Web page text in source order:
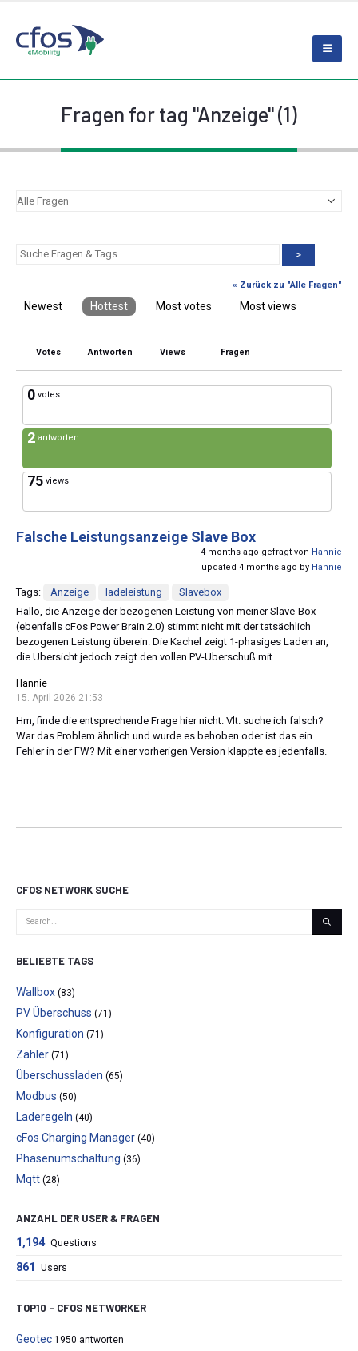
Fragen for tag "Anzeige" (1)
>
« Zurück zu "Alle Fragen"
Newest Hottest Most votes Most views
Votes Antworten Views Fragen
0 votes
2 antworten
75 views
Falsche Leistungsanzeige Slave Box
4 months ago gefragt von Hannie
updated 4 months ago by Hannie
Tags: Anzeige ladeleistung
Slavebox
Hallo, die Anzeige der bezogenen Leistung von meiner Slave-Box
(ebenfalls cFos Power Brain 2.0) stimmt nicht mit der tatsächlich
bezogenen Leistung überein. Die Kachel zeigt 1-phasiges Laden an,
die Übersicht jedoch zeigt den vollen PV-Überschuß mit ...
Hannie
15. April 2026 21:53
Hm, finde die entsprechende Frage hier nicht. Vlt. suche ich falsch?
War das Problem ähnlich und wurde es behoben oder ist das ein
Fehler in der FW? Mit einer vorherigen Version klappte es jedenfalls.
CFOS NETWORK SUCHE
BELIEBTE TAGS
Wallbox (83)
PV Überschuss (71)
Konfiguration (71)
Zähler (71)
Überschussladen (65)
Modbus (50)
Laderegeln (40)
cFos Charging Manager (40)
Phasenumschaltung (36)
Mqtt (28)
ANZAHL DER USER & FRAGEN
1,194 Questions
861 Users
TOP10 – CFOS NETWORKER
Geotec 1950 antworten